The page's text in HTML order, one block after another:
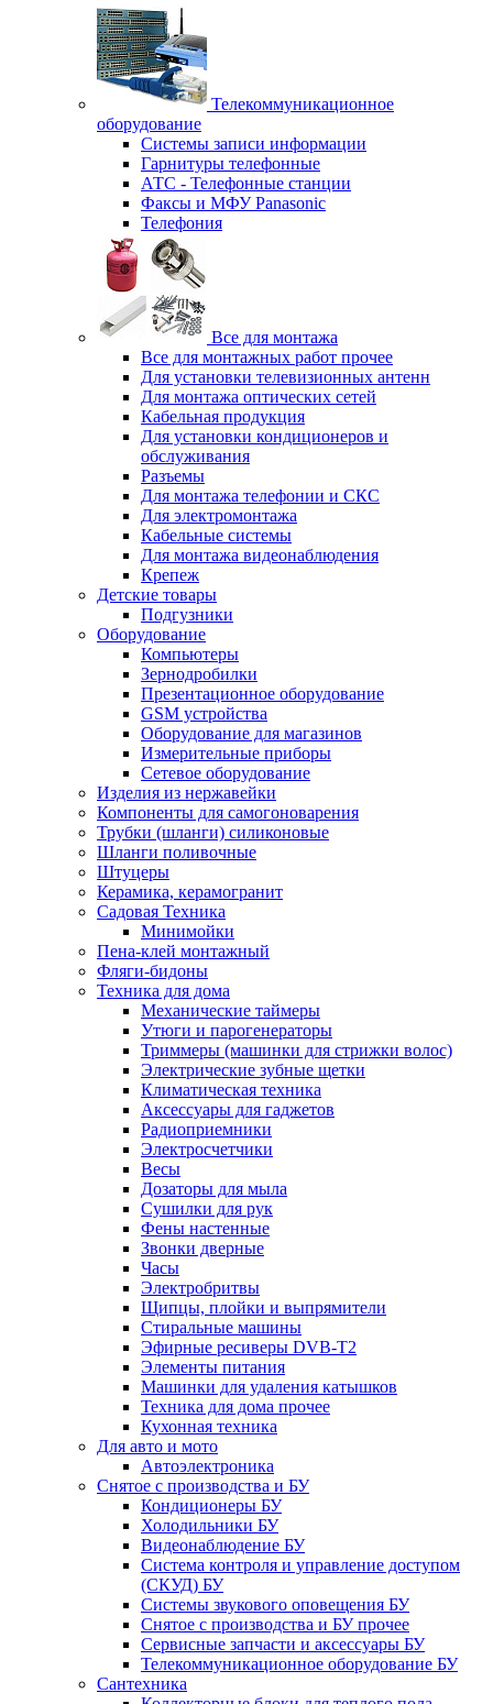
Телекоммуникационное
оборудование
Системы записи информации
Гарнитуры телефонные
АТС - Телефонные станции
Факсы и МФУ Panasonic
Телефония
Все для монтажа
Все для монтажных работ прочее
Для установки телевизионных антенн
Для монтажа оптических сетей
Кабельная продукция
Для установки кондиционеров и
обслуживания
Разъемы
Для монтажа телефонии и СКС
Для электромонтажа
Кабельные системы
Для монтажа видеонаблюдения
Крепеж
Детские товары
Подгузники
Оборудование
Компьютеры
Зернодробилки
Презентационное оборудование
GSM устройства
Оборудование для магазинов
Измерительные приборы
Сетевое оборудование
Изделия из нержавейки
Компоненты для самогоноварения
Трубки (шланги) силиконовые
Шланги поливочные
Штуцеры
Керамика, керамогранит
Садовая Техника
Минимойки
Пена-клей монтажный
Фляги-бидоны
Техника для дома
Механические таймеры
Утюги и парогенераторы
Триммеры (машинки для стрижки волос)
Электрические зубные щетки
Климатическая техника
Аксессуары для гаджетов
Радиоприемники
Электросчетчики
Весы
Дозаторы для мыла
Сушилки для рук
Фены настенные
Звонки дверные
Часы
Электробритвы
Щипцы, плойки и выпрямители
Стиральные машины
Эфирные ресиверы DVB-T2
Элементы питания
Машинки для удаления катышков
Техника для дома прочее
Кухонная техника
Для авто и мото
Автоэлектроника
Снятое с производства и БУ
Кондиционеры БУ
Холодильники БУ
Видеонаблюдение БУ
Система контроля и управление доступом
(СКУД) БУ
Системы звукового оповещения БУ
Снятое с производства и БУ прочее
Сервисные запчасти и аксессуары БУ
Телекоммуникационное оборудование БУ
Сантехника